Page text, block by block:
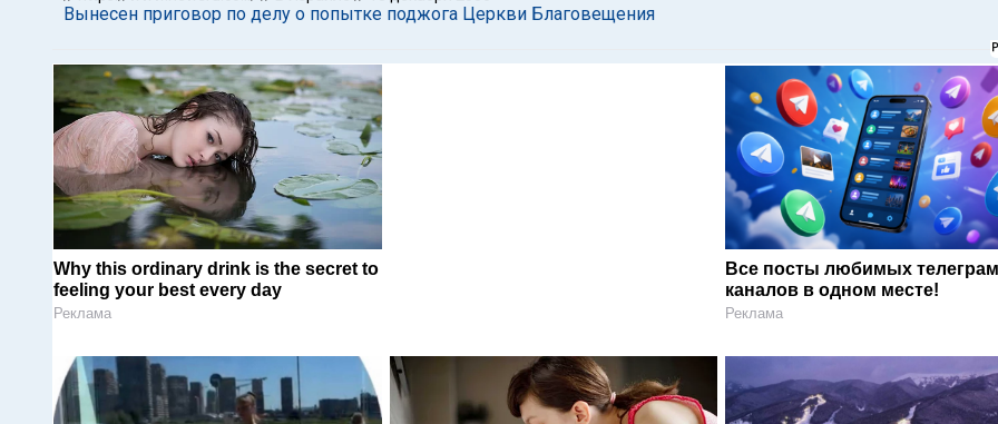
Вынесен приговор по делу о попытке поджога Церкви Благовещения
Why this ordinary drink is the secret to
feeling your best every day
Реклама
Все посты любимых
каналов в одном месте!
Реклама